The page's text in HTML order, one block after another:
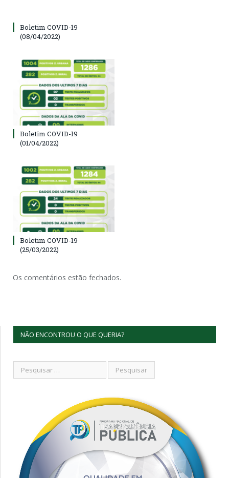
Boletim COVID-19
(08/04/2022)
Boletim COVID-19
(01/04/2022)
Boletim COVID-19
(25/03/2022)
Os comentários estão fechados.
NÃO ENCONTROU O QUE QUERIA?